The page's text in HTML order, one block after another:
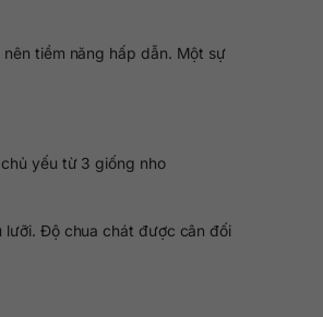
tiềm năng hấp dẫn. Một sự
yếu từ 3 giống nho
lưỡi. Độ chua chát được cân đối